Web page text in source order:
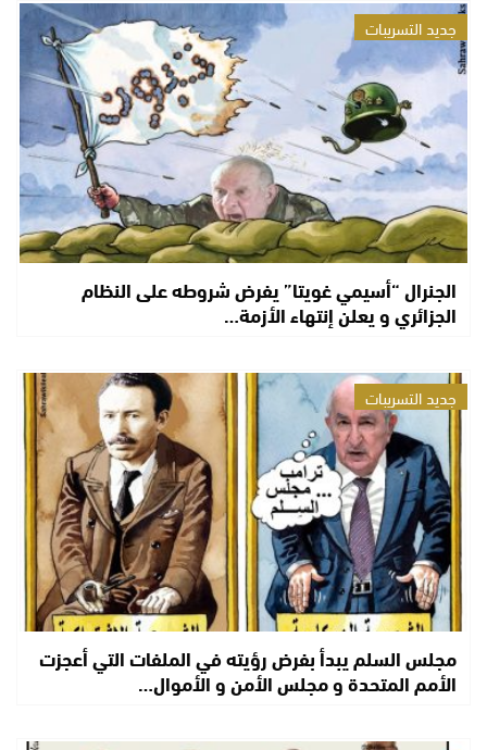
جديد التسريبات
الجنرال “أسيمي غويتا” يفرض شروطه على النظام
الجزائري و يعلن إنتهاء الأزمة…
جديد التسريبات
مجلس السلم يبدأ بفرض رؤيته في الملفات التي أعجزت
الأمم المتحدة و مجلس الأمن و الأموال…